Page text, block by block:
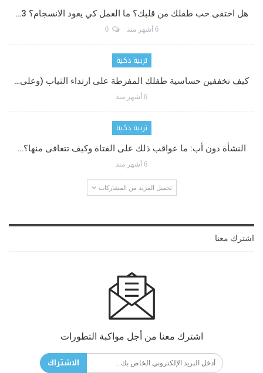
هل اختفى حب طفلك من قلبك؟ ما العمل كي يعود الانسجام؟ 3…
6 أشهر منذ 0
تربية ذكية
كيف تخففين حساسية طفلك المفرطة على ارتداء الثياب (وعلى…
6 أشهر منذ
تربية ذكية
النشأة دون أب: ما عواقب ذلك على الفتاة وكيف تتعافى منها؟…
6 أشهر منذ
تحميل المزيد من المشاركات
اشترك معنا
اشترك معنا من أجل مواكبة التطورات
الاشتراك